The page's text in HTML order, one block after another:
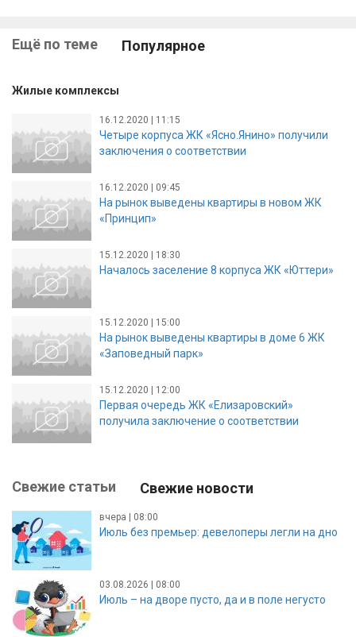
Ещё по теме Популярное
Жилые комплексы
16.12.2020 | 11:15
Четыре корпуса ЖК «Ясно.Янино» получили
заключения о соответствии
16.12.2020 | 09:45
На рынок выведены квартиры в новом ЖК
«Принцип»
15.12.2020 | 18:30
Началось заселение 8 корпуса ЖК «Юттери»
15.12.2020 | 15:00
На рынок выведены квартиры в доме 6 ЖК
«Заповедный парк»
15.12.2020 | 12:00
Первая очередь ЖК «Елизаровский»
получила заключение о соответствии
Свежие статьи Свежие новости
вчера | 08:00
Июль без премьер: девелоперы легли на дно
03.08.2026 | 08:00
Июль – на дворе пусто, да и в поле негусто